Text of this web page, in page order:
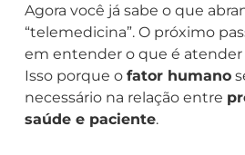
Agora você já sabe o que
“telemedicina”. O próximo
em entender o que é
Isso porque o fator humano
necessário na relação entre
saúde e paciente.